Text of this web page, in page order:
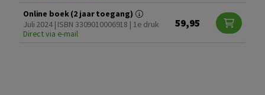
Online boek (2 jaar toegang)
Juli 2024 | ISBN 3309010006918 | 1e druk
Direct via e-mail
59,95